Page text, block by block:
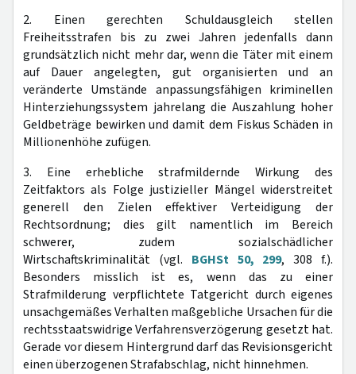
2. Einen gerechten Schuldausgleich stellen
Freiheitsstrafen bis zu zwei Jahren jedenfalls dann
grundsätzlich nicht mehr dar, wenn die Täter mit einem
auf Dauer angelegten, gut organisierten und an
veränderte Umstände anpassungsfähigen kriminellen
Hinterziehungssystem jahrelang die Auszahlung hoher
Geldbeträge bewirken und damit dem Fiskus Schäden in
Millionenhöhe zufügen.
3. Eine erhebliche strafmildernde Wirkung des
Zeitfaktors als Folge justizieller Mängel widerstreitet
generell den Zielen effektiver Verteidigung der
Rechtsordnung; dies gilt namentlich im Bereich
schwerer, zudem sozialschädlicher
Wirtschaftskriminalität (vgl. BGHSt 50, 299, 308 f.).
Besonders misslich ist es, wenn das zu einer
Strafmilderung verpflichtete Tatgericht durch eigenes
unsachgemäßes Verhalten maßgebliche Ursachen für die
rechtsstaatswidrige Verfahrensverzögerung gesetzt hat.
Gerade vor diesem Hintergrund darf das Revisionsgericht
einen überzogenen Strafabschlag, nicht hinnehmen.